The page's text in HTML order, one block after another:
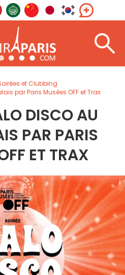
et Clubbing
par Paris Musées OFF et Trax
DISCO AU
PAR PARIS
ET TRAX